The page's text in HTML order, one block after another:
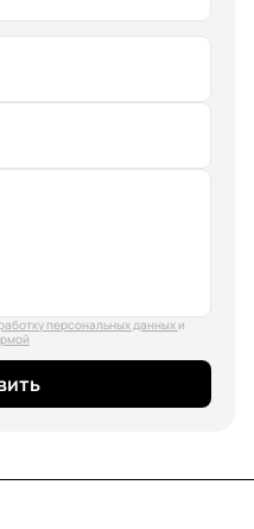
персональных данных и